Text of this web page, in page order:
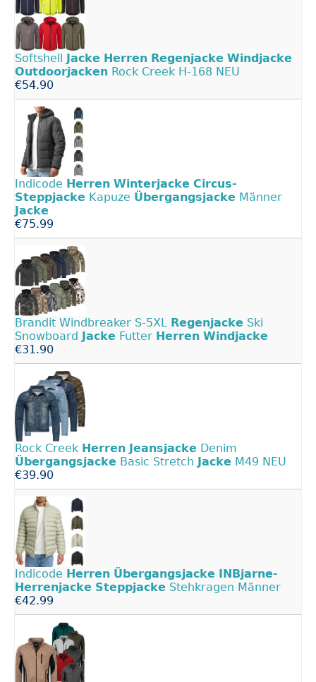
Softshell Jacke Herren Regenjacke Windjacke
Outdoorjacken Rock Creek H-168 NEU
€54.90
Indicode Herren Winterjacke Circus-
Steppjacke Kapuze Übergangsjacke Männer
Jacke
€75.99
Brandit Windbreaker S-5XL Regenjacke Ski
Snowboard Jacke Futter Herren Windjacke
€31.90
Rock Creek Herren Jeansjacke Denim
Übergangsjacke Basic Stretch Jacke M49 NEU
€39.90
Indicode Herren Übergangsjacke INBjarne-
Herrenjacke Steppjacke Stehkragen Männer
€42.99